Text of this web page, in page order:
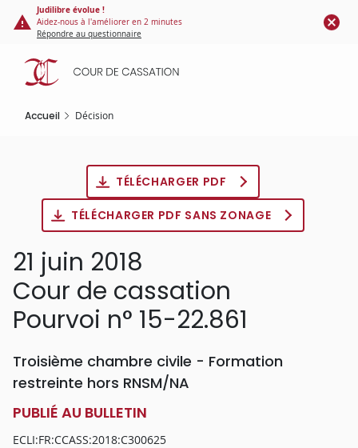
Panneau de gestion des cookies
contenu
principal
Judilibre évolue !
Aidez-nous à l'améliorer en 2 minutes
Répondre au questionnaire
Accueil Décision
TÉLÉCHARGER PDF
TÉLÉCHARGER PDF SANS ZONAGE
21 juin 2018
Cour de cassation
Pourvoi n° 15-22.861
Troisième chambre civile - Formation
restreinte hors RNSM/NA
PUBLIÉ AU BULLETIN
ECLI:FR:CCASS:2018:C300625